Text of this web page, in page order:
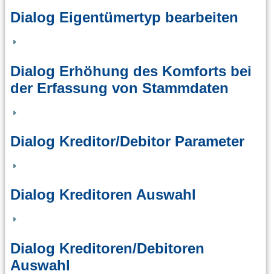
Dialog Eigentümertyp bearbeiten
Dialog Erhöhung des Komforts bei
der Erfassung von Stammdaten
Dialog Kreditor/Debitor Parameter
Dialog Kreditoren Auswahl
Dialog Kreditoren/Debitoren
Auswahl